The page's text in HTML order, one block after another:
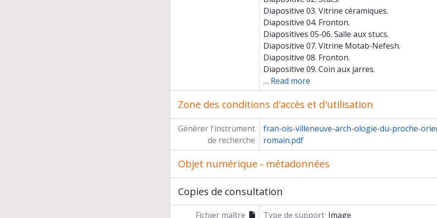
Diapositive 03. Vitrine céramiques.
Diapositive 04. Fronton.
Diapositives 05-06. Salle aux stucs.
Diapositive 07. Vitrine Motab-Nefesh.
Diapositive 08. Fronton.
Diapositive 09. Coin aux jarres.
… Read more
Zone des conditions d'accès et d'utilisation
Générer l'instrument
de recherche
fran-ois-villeneuve-arch-ologie-du-proche-
romain.pdf
Objet numérique - métadonnées
Copies de consultation
Fichier maître Type de support Image